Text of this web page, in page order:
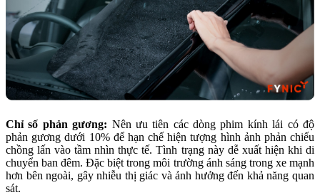
Chỉ số phản gương: Nên ưu tiên các dòng phim kính lái có độ
phản gương dưới 10% để hạn chế hiện tượng hình ảnh phản chiếu
chồng lấn vào tầm nhìn thực tế. Tình trạng này dễ xuất hiện khi di
chuyển ban đêm. Đặc biệt trong môi trường ánh sáng trong xe mạnh
hơn bên ngoài, gây nhiễu thị giác và ảnh hưởng đến khả năng quan
sát.